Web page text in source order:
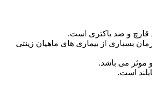
قارچ و ضد باکتری است.
بسیاری از بیماری های ماهیان زینتی
و موثر می باشد.
است.